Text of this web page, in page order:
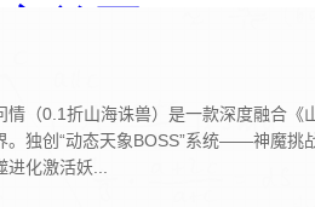
情（0.1折山海诛兽）是一款深度融合
。独创“动态天象BOSS”系统——神魔挑
进化激活妖...